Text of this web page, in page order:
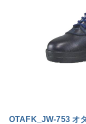
OTAFK_JW-753 オ